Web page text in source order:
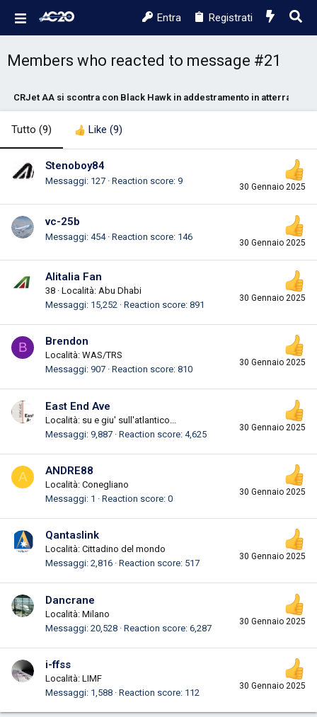
Entra Registrati
Members who reacted to message #21
CRJet AA si scontra con Black Hawk in addestramento in atterraggio
Tutto (9) Like (9)
30 Gennaio 2025
Stenoboy84
Messaggi 127 Reaction score 9
30 Gennaio 2025
vc-25b
Messaggi 454 Reaction score 146
30 Gennaio 2025
Alitalia Fan
38 · Località: Abu Dhabi
Messaggi 15,252 Reaction score 891
B
30 Gennaio 2025
Brendon
Località: WAS/TRS
Messaggi 907 Reaction score 810
30 Gennaio 2025
East End Ave
Località: su e giu' sull'atlantico...
Messaggi 9,887 Reaction score 4,625
A
30 Gennaio 2025
ANDRE88
Località: Conegliano
Messaggi 1 Reaction score 0
30 Gennaio 2025
Qantaslink
Località: Cittadino del mondo
Messaggi 2,816 Reaction score 517
30 Gennaio 2025
Dancrane
Località: Milano
Messaggi 20,528 Reaction score 6,287
30 Gennaio 2025
i-ffss
Località: LIMF
Messaggi 1,588 Reaction score 112